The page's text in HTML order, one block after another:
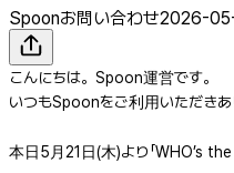
Spoonお問い合わせ2026-
こんにちは。Spoon運営です。
いつもSpoonをご利用いただきあ
本日5月21日(木)より「WHO’s